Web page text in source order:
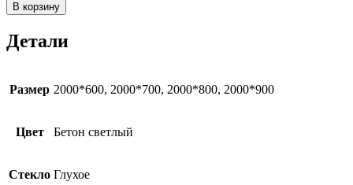
Севилья
Бетон
В корзину
Детали
Размер 2000*600, 2000*700, 2000*800, 2000*900
Цвет Бетон светлый
Стекло Глухое